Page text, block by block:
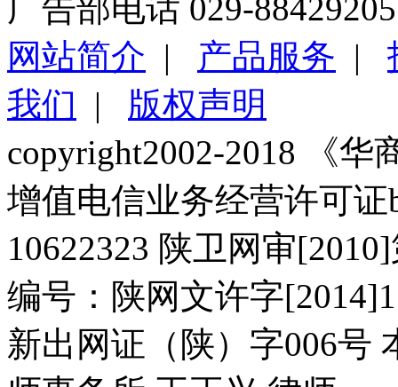
广告部电话 029-88429205
网站简介 | 产品服务 |
我们 | 版权声明
copyright2002-2018 《华
增值电信业务经营许可证
10622323 陕卫网审
编号：陕网文许字
新出网证（陕）字006号